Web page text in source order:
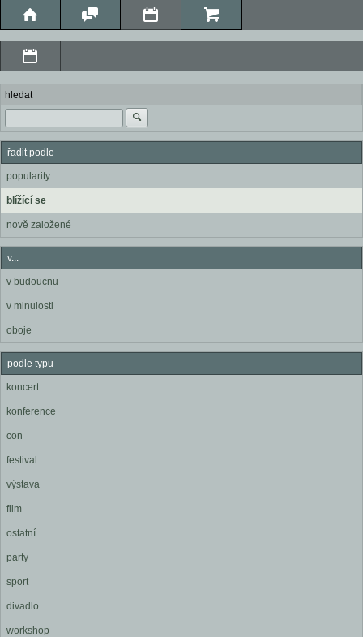
hledat
řadit podle
popularity
blížící se
nově založené
v...
v budoucnu
v minulosti
oboje
podle typu
koncert
konference
con
festival
výstava
film
ostatní
party
sport
divadlo
workshop